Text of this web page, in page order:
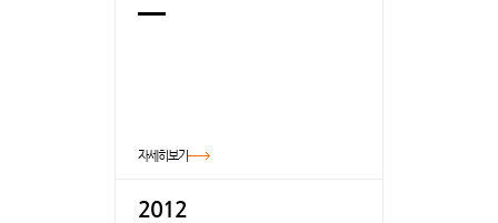
자세히보기
2012